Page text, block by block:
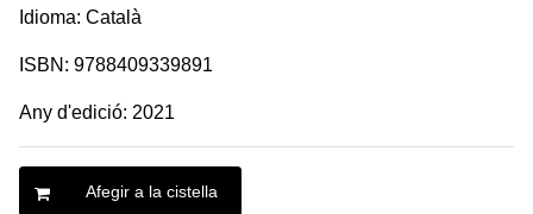
Idioma: Català
ISBN: 9788409339891
Any d'edició: 2021
Afegir a la cistella